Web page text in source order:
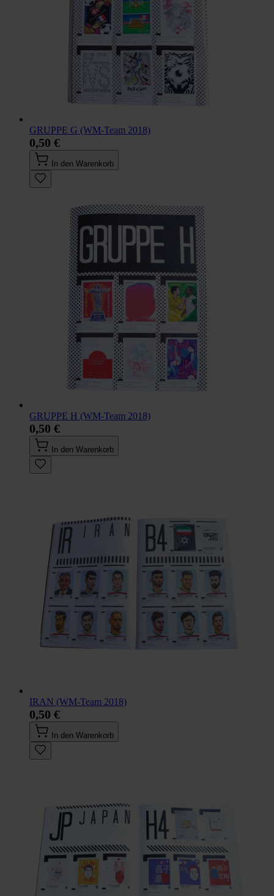
GRUPPE G (WM-Team 2018)
0,50 €
In den Warenkorb
GRUPPE H (WM-Team 2018)
0,50 €
In den Warenkorb
IRAN (WM-Team 2018)
0,50 €
In den Warenkorb